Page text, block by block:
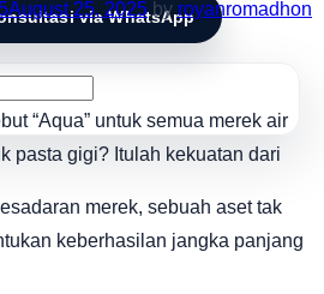
via WhatsApp
August 25, 2025 by royanromadhon
“Aqua” untuk semua merek air
pasta gigi? Itulah kekuatan dari
merek, sebuah aset tak
keberhasilan jangka panjang